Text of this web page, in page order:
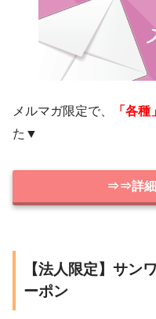
メルマガ限定で、 「各
た▼
⇒⇒詳細
【法人限定】サン
ーポン